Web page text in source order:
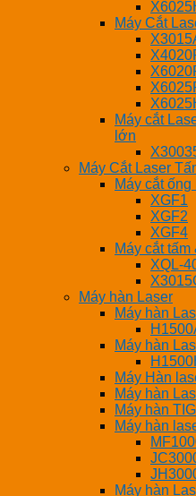
Máy Cắt
Máy cắt
lớn
Máy Cắt Laser
Máy cắt
XGF1
XGF2
XGF4
Máy cắt
XQL-
Máy hàn Laser
Máy hàn
Máy hàn
Máy Hàn
Máy hàn
Máy hàn
Máy hàn
Máy hàn